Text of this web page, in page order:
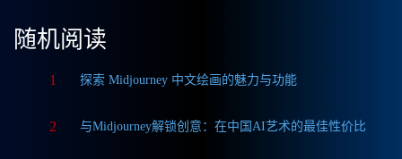
随机阅读
1 探索 Midjourney 中文绘画的魅力与功能
2 与Midjourney解锁创意：在中国AI艺术的最佳性价比